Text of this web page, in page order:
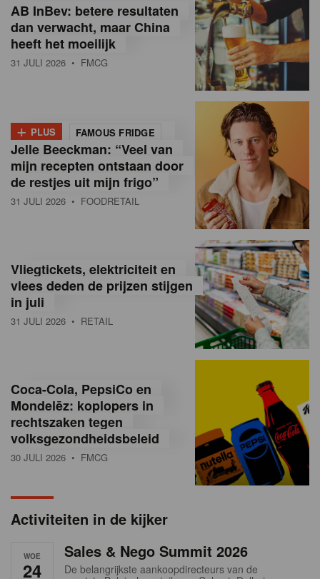
a
n
B
e
g
ë
e
a
n
AB InBev: betere resultaten
dan verwacht, maar China
heeft het moeilijk
31 JULI 2026 • FMCG
+ PLUS FAMOUS FRIDGE
Jelle Beeckman: “Veel van
mijn recepten ontstaan door
de restjes uit mijn frigo”
31 JULI 2026 • FOODRETAIL
Vliegtickets, elektriciteit en
vlees deden de prijzen stijgen
in juli
31 JULI 2026 • RETAIL
Coca-Cola, PepsiCo en
Mondelēz: koplopers in
rechtszaken tegen
volksgezondheidsbeleid
30 JULI 2026 • FMCG
Activiteiten in de kijker
WOE
24
Sales & Nego Summit 2026
De belangrijkste aankoopdirecteurs van de